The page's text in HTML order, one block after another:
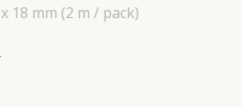
18 mm (2 m / pack)